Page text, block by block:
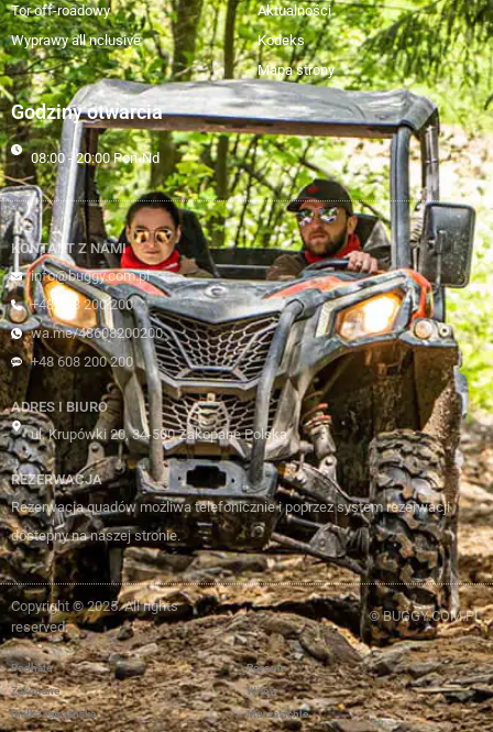
Tor off-roadowy
Wyprawy all nclusive
Aktualności
Kodeks
Mapa strony
Godziny otwarcia
08:00 - 20:00 Pon-Nd
KONTAKT Z NAMI
info@buggy.com.pl
+48 608 200 200
wa.me/48608200200
+48 608 200 200
ADRES I BIURO
ul. Krupówki 20, 34-500 Zakopane Polska
REZERWACJA
Rezerwacja quadów możliwa telefonicznie i poprzez system rezerwacji
dostepny na naszej stronie.
Copyright © 2025. All rights
reserved.
© BUGGY.COM.PL
Podhale
Zakopane
Białka Tatrzańska
Poronin
Witów
Murzasichle